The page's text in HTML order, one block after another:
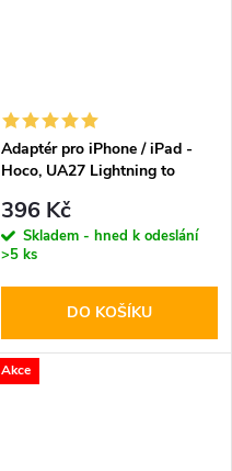
Adaptér pro iPhone / iPad -
Hoco, UA27 Lightning to
396 Kč
Skladem - hned k odeslání
>5 ks
DO KOŠÍKU
Akce